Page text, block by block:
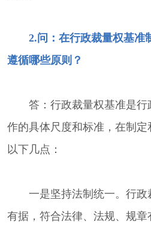
2.问：在行政裁量权基准
遵循哪些原则？
答：行政裁量权基准是
作的具体尺度和标准，在制定
以下几点：
一是坚持法制统一。行
有据，符合法律、法规、规